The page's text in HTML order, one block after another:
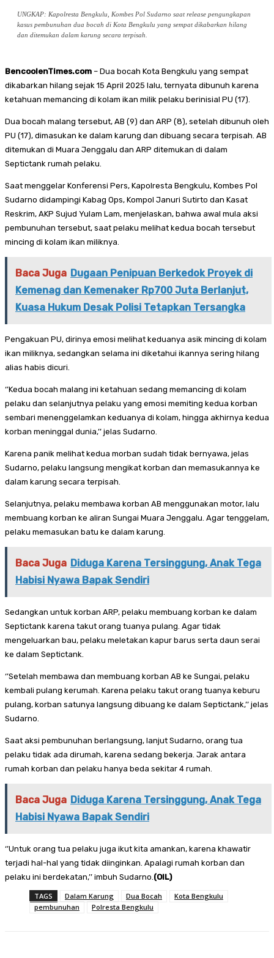
UNGKAP: Kapolresta Bengkulu, Kombes Pol Sudarno saat release pengungkapan
kasus pembunuhan dua bocah di Kota Bengkulu yang sempat dikabarkan hilang
dan ditemukan dalam karung secara terpisah.
BencoolenTimes.com – Dua bocah Kota Bengkulu yang sempat
dikabarkan hilang sejak 15 April 2025 lalu, ternyata dibunuh karena
ketahuan memancing di kolam ikan milik pelaku berinisial PU (17).
Dua bocah malang tersebut, AB (9) dan ARP (8), setelah dibunuh oleh
PU (17), dimasukan ke dalam karung dan dibuang secara terpisah. AB
ditemukan di Muara Jenggalu dan ARP ditemukan di dalam
Septictank rumah pelaku.
Saat menggelar Konferensi Pers, Kapolresta Bengkulu, Kombes Pol
Sudarno didampingi Kabag Ops, Kompol Januri Sutirto dan Kasat
Reskrim, AKP Sujud Yulam Lam, menjelaskan, bahwa awal mula aksi
pembunuhan tersebut, saat pelaku melihat kedua bocah tersebut
mincing di kolam ikan miliknya.
Baca Juga Dugaan Penipuan Berkedok Proyek di
Kemenag dan Kemenaker Rp700 Juta Berlanjut,
Kuasa Hukum Desak Polisi Tetapkan Tersangka
Pengakuan PU, dirinya emosi melihat keduanya asik mincing di kolam
ikan miliknya, sedangkan selama ini diketahui ikannya sering hilang
alias habis dicuri.
‘’Kedua bocah malang ini ketahuan sedang memancing di kolam
pelaku dan selanjutnya pelaku yang emosi memiting kedua korban
sembari menenggelamkan keduanya di kolam, hingga akhirnya kedua
korban meninggal dunia,’’ jelas Sudarno.
Karena panik melihat kedua morban sudah tidak bernyawa, jelas
Sudarno, pelaku langsung mengikat korban dan memasukannya ke
dalam karung secara terpisah.
Selanjutnya, pelaku membawa korban AB menggunakan motor, lalu
membuang korban ke aliran Sungai Muara Jenggalu. Agar tenggelam,
pelaku memasukan batu ke dalam karung.
Baca Juga Diduga Karena Tersinggung, Anak Tega
Habisi Nyawa Bapak Sendiri
Sedangkan untuk korban ARP, pelaku membuang korban ke dalam
Septictank karena takut orang tuanya pulang. Agar tidak
mengeluarkan bau, pelaku meletakan kapur barus serta daun serai
ke dalam Septictank.
‘’Setelah membawa dan membuang korban AB ke Sungai, pelaku
kembali pulang kerumah. Karena pelaku takut orang tuanya keburu
pulang, korban satunya langsung dibuang ke dalam Septictank,’’ jelas
Sudarno.
Saat aksi pembunuhan berlangsung, lanjut Sudarno, orang tua
pelaku tidak ada dirumah, karena sedang bekerja. Jarak antara
rumah korban dan pelaku hanya beda sekitar 4 rumah.
Baca Juga Diduga Karena Tersinggung, Anak Tega
Habisi Nyawa Bapak Sendiri
‘’Untuk orang tua pelaku juga ikut kita amankan, karena khawatir
terjadi hal-hal yang tidak diinginkan. Apalagi rumah korban dan
pelaku ini berdekatan,’’ imbuh Sudarno.(OIL)
TAGS Dalam Karung Dua Bocah
Kota Bengkulu
pembunuhan
Polresta Bengkulu